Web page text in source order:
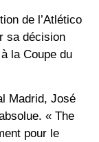
de l’Atlético
sa décision
la Coupe du
Madrid, José
« The
pour le